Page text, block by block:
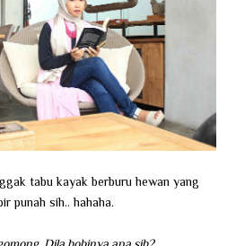
tabu kayak berburu hewan yang
punah sih.. hahaha.
Dila hobinya apa sih?